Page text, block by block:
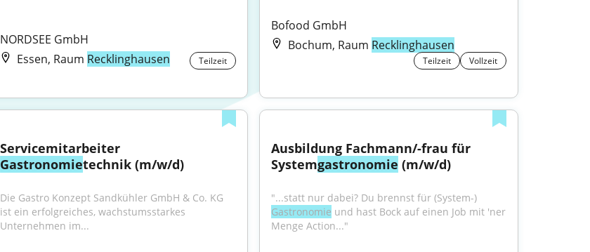
NORDSEE GmbH
Essen, Raum Recklinghausen Teilzeit
Bofood GmbH
Bochum, Raum Recklinghausen
Teilzeit Vollzeit
Gastronomietechnik (m/w/d)
Die Gastro Konzept Sandkühler GmbH & Co. KG
ist ein erfolgreiches, wachstumsstarkes
Unternehmen im...
Ausbildung Fachmann/-frau für
Systemgastronomie (m/w/d)
"...statt nur dabei? Du brennst für (System-)
Gastronomie und hast Bock auf einen Job mit 'ner
Menge Action..."